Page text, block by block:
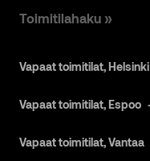
Toimitilahaku »
Vapaat toimitilat, Helsinki
Vapaat toimitilat, Espoo
Vapaat toimitilat, Vantaa